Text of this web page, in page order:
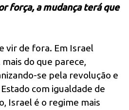
força, a mudança terá que
vir de fora. Em Israel
do que parece,
se pela revolução e
com igualdade de
Israel é o regime mais